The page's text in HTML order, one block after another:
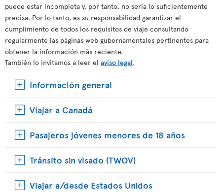
puede estar incompleta y, por tanto, no sería lo suficientemente
precisa. Por lo tanto, es su responsabilidad garantizar el
cumplimiento de todos los requisitos de viaje consultando
regularmente las páginas web gubernamentales pertinentes para
obtener la información más reciente.
También lo invitamos a leer el aviso legal.
Información general
Viajar a Canadá
Pasajeros jóvenes menores de 18 años
Tránsito sin visado (TWOV)
Viajar a/desde Estados Unidos